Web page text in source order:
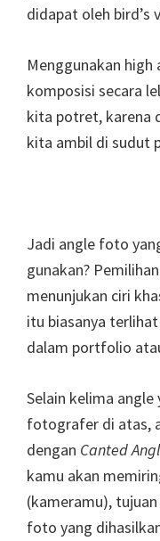
didapat oleh bird’s
Menggunakan
komposisi secara
kita potret, karena
kita ambil di sudut
Jadi angle foto
gunakan?
menunjukan ciri
itu biasanya
dalam portfolio
Selain kelima
fotografer di atas,
dengan Canted
kamu akan
(kameramu),
foto yang